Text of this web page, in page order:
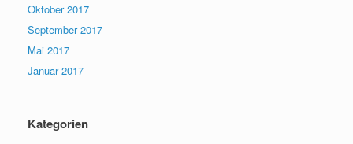
Oktober 2017
September 2017
Mai 2017
Januar 2017
Kategorien